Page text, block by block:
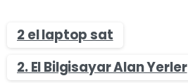
2 el laptop sat
2. El Bilgisayar Alan Yerler